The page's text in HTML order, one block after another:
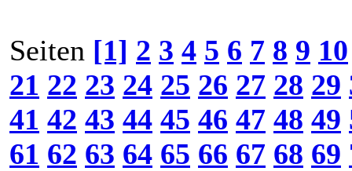
Seiten [1] 2 3 4 5 6 7 8 9 10
21 22 23 24 25 26 27 28 29
41 42 43 44 45 46 47 48 49
61 62 63 64 65 66 67 68 69